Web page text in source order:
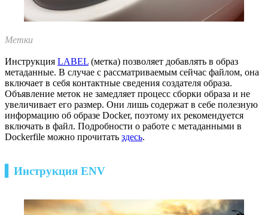
Метки
Инструкция LABEL (метка) позволяет добавлять в образ
метаданные. В случае с рассматриваемым сейчас файлом, она
включает в себя контактные сведения создателя образа.
Объявление меток не замедляет процесс сборки образа и не
увеличивает его размер. Они лишь содержат в себе полезную
информацию об образе Docker, поэтому их рекомендуется
включать в файл. Подробности о работе с метаданными в
Dockerfile можно прочитать здесь.
▍Инструкция ENV